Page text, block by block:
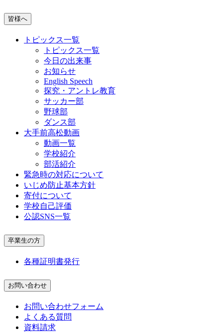
皆様へ
トピックス一覧
トピックス一覧
今日の出来事
お知らせ
English Speech
探究・アントレ教育
サッカー部
野球部
ダンス部
大手前高松動画
動画一覧
学校紹介
部活紹介
緊急時の対応について
いじめ防止基本方針
寄付について
学校自己評価
公認SNS一覧
卒業生の方
各種証明書発行
お問い合わせ
お問い合わせフォーム
よくある質問
資料請求